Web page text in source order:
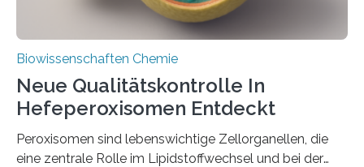
Biowissenschaften Chemie
Neue Qualitätskontrolle In
Hefeperoxisomen Entdeckt
Peroxisomen sind lebenswichtige Zellorganellen, die
eine zentrale Rolle im Lipidstoffwechsel und bei der